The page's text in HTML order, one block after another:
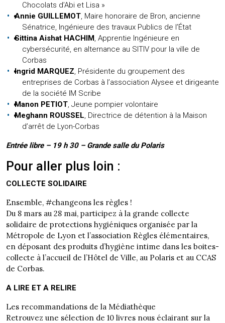
Chocolats d’Abi et Lisa »
Annie GUILLEMOT, Maire honoraire de Bron, ancienne
Sénatrice, Ingénieure des travaux Publics de l’État
Sittina Aishat HACHIM, Apprentie Ingénieure en
cybersécurité, en alternance au SITIV pour la ville de
Corbas
Ingrid MARQUEZ, Présidente du groupement des
entreprises de Corbas à l’association Alysee et dirigeante
de la société IM Scribe
Manon PETIOT, Jeune pompier volontaire
Meghann ROUSSEL, Directrice de détention à la Maison
d’arrêt de Lyon-Corbas
Entrée libre – 19 h 30 – Grande salle du Polaris
Pour aller plus loin :
COLLECTE SOLIDAIRE
Ensemble, #changeons les règles !
Du 8 mars au 28 mai, participez à la grande collecte
solidaire de protections hygiéniques organisée par la
Métropole de Lyon et l’association Règles élémentaires,
en déposant des produits d’hygiène intime dans les boites-
collecte à l’accueil de l’Hôtel de Ville, au Polaris et au CCAS
de Corbas.
A LIRE ET A RELIRE
Les recommandations de la Médiathèque
Retrouvez une sélection de 10 livres nous éclairant sur la